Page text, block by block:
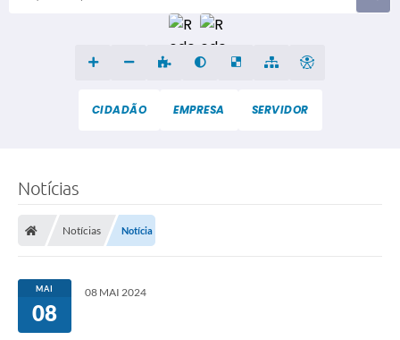
CIDADÃO EMPRESA SERVIDOR
Notícias
Notícias Notícia
MAI
08
08 MAI 2024